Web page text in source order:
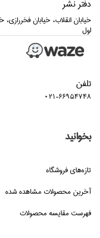
دفتر نشر
اول
تلفن
021-66954748
بخوانید
تازه‌هاي فروشگاه
آخرین محصولات مشاهده شده
فهرست مقایسه محصولات